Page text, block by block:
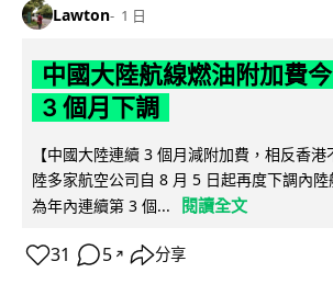
Lawton 1 日
中國大陸航線燃油附加費
3 個月下調
【中國大陸連續 3 個月減附加費，相反香
陸多家航空公司自 8 月 5 日起再度下調內陸
為年內連續第 3 個...
閱讀全文
31 5 ↗ 分享